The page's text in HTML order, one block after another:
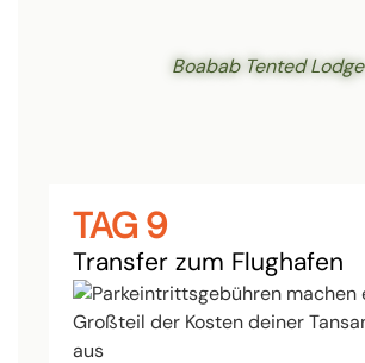
Boabab Tented Lodge
TAG 9
Transfer zum Flughafen